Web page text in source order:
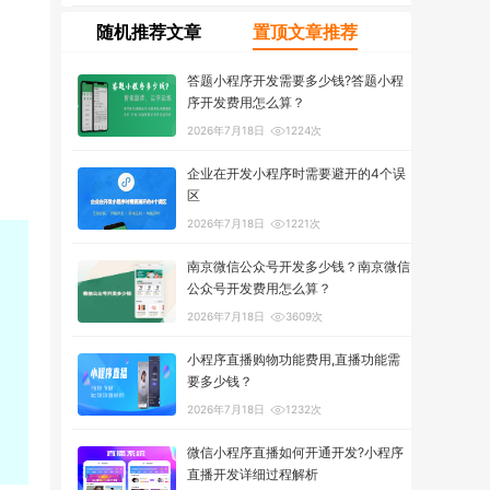
随机推荐文章 置顶文章推荐
答题小程序开发需要多少钱?答题小程
序开发费用怎么算？
2026年7月18日 1224次
企业在开发小程序时需要避开的4个误
区
2026年7月18日 1221次
南京微信公众号开发多少钱？南京微信
公众号开发费用怎么算？
2026年7月18日 3609次
小程序直播购物功能费用,直播功能需
要多少钱？
2026年7月18日 1232次
微信小程序直播如何开通开发?小程序
直播开发详细过程解析